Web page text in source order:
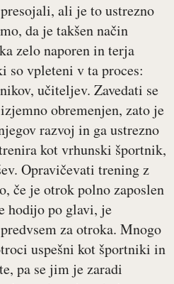
ali je to ustrezno
da je takšen način
zelo naporen in terja
so vpleteni v ta proces:
učiteljev. Zavedati se
obremenjen, zato je
razvoj in ga ustrezno
kot vrhunski športnik,
Opravičevati trening z
če je otrok polno zaposlen
hodijo po glavi, je
za otroka. Mnogo
uspešni kot športniki in
pa se jim je zaradi